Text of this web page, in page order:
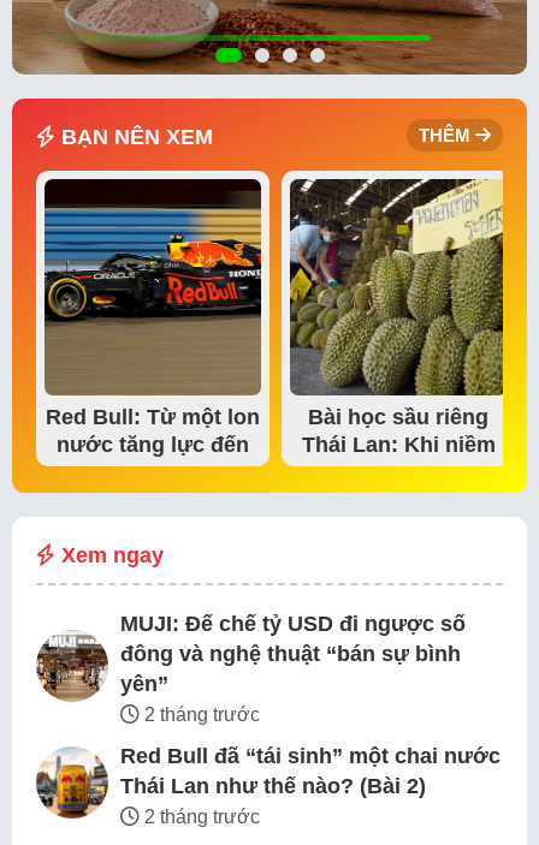
BẠN NÊN XEM THÊM
Red Bull: Từ một lon
nước tăng lực đến
đế chế thể…
Bài học sầu riêng
Thái Lan: Khi niềm
tin thị trường bắt…
Xem ngay
MUJI: Đế chế tỷ USD đi ngược số
đông và nghệ thuật “bán sự bình
yên”
2 tháng trước
Red Bull đã “tái sinh” một chai nước
Thái Lan như thế nào? (Bài 2)
2 tháng trước